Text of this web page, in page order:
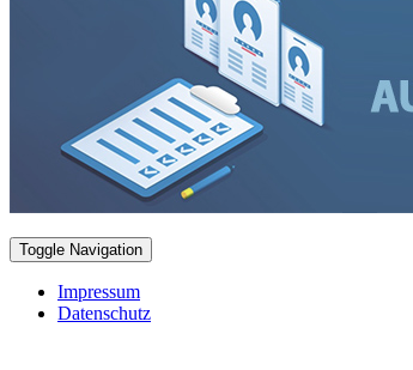
Toggle Navigation
Impressum
Datenschutz